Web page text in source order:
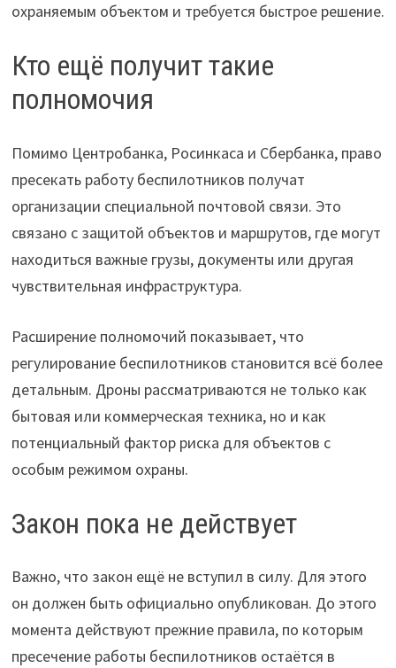
охраняемым объектом и требуется быстрое решение.
Кто ещё получит такие
полномочия
Помимо Центробанка, Росинкаса и Сбербанка, право
пресекать работу беспилотников получат
организации специальной почтовой связи. Это
связано с защитой объектов и маршрутов, где могут
находиться важные грузы, документы или другая
чувствительная инфраструктура.
Расширение полномочий показывает, что
регулирование беспилотников становится всё более
детальным. Дроны рассматриваются не только как
бытовая или коммерческая техника, но и как
потенциальный фактор риска для объектов с
особым режимом охраны.
Закон пока не действует
Важно, что закон ещё не вступил в силу. Для этого
он должен быть официально опубликован. До этого
момента действуют прежние правила, по которым
пресечение работы беспилотников остаётся в